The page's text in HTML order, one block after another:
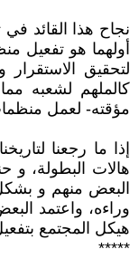
نجاح هذا القائد
أولهما هو تفعيل
لتحقيق الاستقرار
كالملهم لشعبه
مؤقته- لعمل
إذا ما رجعنا
هالات البطولة، و
البعض منهم و
وراءه، واعتمد
هيكل المجتمع
*****